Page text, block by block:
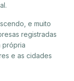
e muito
registradas
própria
e as cidades